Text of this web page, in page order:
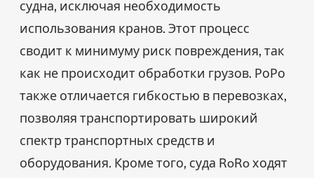
судна, исключая необходимость
использования кранов. Этот процесс
сводит к минимуму риск повреждения, так
как не происходит обработки грузов. РоРо
также отличается гибкостью в перевозках,
позволяя транспортировать широкий
спектр транспортных средств и
оборудования. Кроме того, суда RoRo ходят